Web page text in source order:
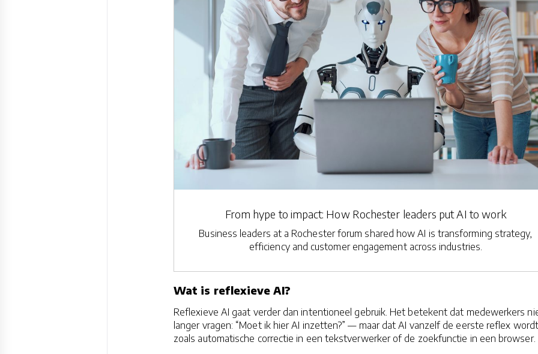
From hype to impact: How Rochester leaders put AI to work
Business leaders at a Rochester forum shared how AI is transforming strategy,
efficiency and customer engagement across industries.
Wat is reflexieve AI?
Reflexieve AI gaat verder dan intentioneel gebruik. Het betekent dat medewerkers
langer vragen: “Moet ik hier AI inzetten?” — maar dat AI vanzelf de eerste reflex
zoals automatische correctie in een tekstverwerker of de zoekfunctie in een browser.